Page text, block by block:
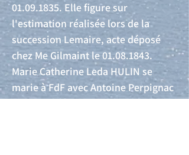
01.09.1835. Elle figure sur
l'estimation réalisée lors de la
succession Lemaire, acte déposé
chez Me Gilmaint le01.08.1843.
Marie Catherine Leda HULIN se
marie à FdF avec Antoine Perpignac
le09.02.1849(Acte n°16).